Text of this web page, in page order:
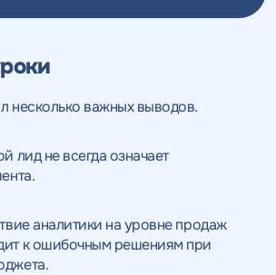
несколько важных выводов.
лид не всегда означает
аналитики на уровне продаж
к ошибочным решениям при